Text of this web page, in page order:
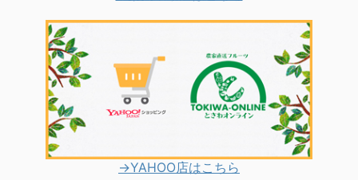
→YAHOO店はこちら